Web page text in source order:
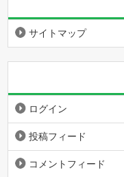
サイトマップ
ログイン
投稿フィード
コメントフィード